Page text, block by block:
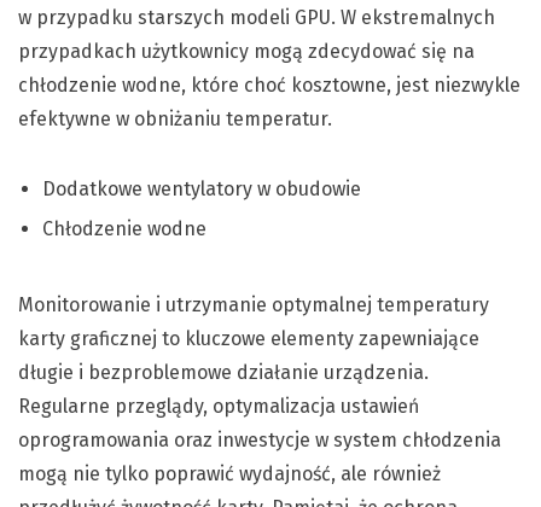
w przypadku starszych modeli GPU. W ekstremalnych
przypadkach użytkownicy mogą zdecydować się na
chłodzenie wodne, które choć kosztowne, jest niezwykle
efektywne w obniżaniu temperatur.
Dodatkowe wentylatory w obudowie
Chłodzenie wodne
Monitorowanie i utrzymanie optymalnej temperatury
karty graficznej to kluczowe elementy zapewniające
długie i bezproblemowe działanie urządzenia.
Regularne przeglądy, optymalizacja ustawień
oprogramowania oraz inwestycje w system chłodzenia
mogą nie tylko poprawić wydajność, ale również